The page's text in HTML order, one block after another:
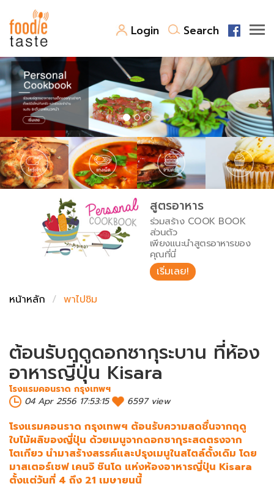
Login Search
สูตรอาหาร
สูตรอาหารล่าสุด
Top Foodie
พาไปชิม
สารพันก้นครัว
เคล็ดลับน่ารู้
เปรียบเทียบหน่วยการตวง
เปรียบเทียบอุณหภูมิ
เปรียบเทียบน้ำหนักวัตถุดิบ
FoodPedia
สร้าง Cookbook
สูตรอาหาร
ร่วมสร้าง COOK BOOK
ส่วนตัว
เพียงแนะนำสูตรอาหารของ
คุณที่นี่
เริ่มเลย!
หน้าหลัก
พาไปชิม
ต้อนรับฤดูดอกซากุระบาน ที่ห้อง
อาหารญี่ปุ่น Kisara
โรงแรมคอนราด กรุงเทพฯ
04 Apr 2556 17:53:15
6597 view
โรงแรมคอนราด กรุงเทพฯ ต้อนรับความสดชื่นจากฤดู
ใบไม้ผลิของญี่ปุ่น ด้วยเมนูจากดอกซากุระสดตรงจาก
โตเกียว นำมาสร้างสรรค์และปรุงเมนูในสไตล์ดั้งเดิม โดย
มาสเตอร์เชฟ เคนจิ ชินโด แห่งห้องอาหารญี่ปุ่น Kisara
ตั้งแต่วันที่ 4 ถึง 21 เมษายนนี้